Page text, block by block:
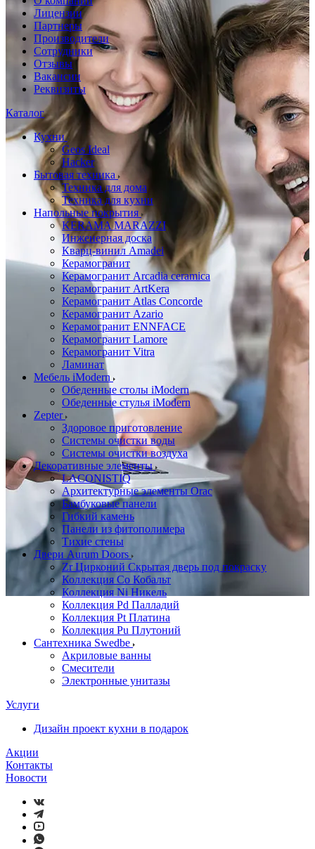
Лицензии
Партнеры
Производители
Сотрудники
Отзывы
Вакансии
Реквизиты
Каталог
Кухни
Geos Ideal
Hacker
Бытовая техника
Техника для дома
Техника для кухни
Напольные покрытия
KERAMA MARAZZI
Инженерная доска
Кварц-винил Amadei
Керамогранит
Керамогранит Arcadia ceramica
Керамогранит ArtKera
Керамогранит Atlas Concorde
Керамогранит Azario
Керамогранит ENNFACE
Керамогранит Lamore
Керамогранит Vitra
Ламинат
Мебель iModern
Обеденные столы iModern
Обеденные стулья iModern
Zepter
Здоровое приготовление
Системы очистки воды
Системы очистки воздуха
Декоративные элементы
LACONISTIQ
Архитектурные элементы Orac
Бамбуковые панели
Гибкий камень
Панели из фитополимера
Тихие стены
Двери Aurum Doors
Zr Цирконий Скрытая дверь под покраску
Коллекция Co Кобальт
Коллекция Ni Никель
Коллекция Pd Палладий
Коллекция Pt Платина
Коллекция Pu Плутоний
Сантехника Swedbe
Акриловые ванны
Смесители
Электронные унитазы
Услуги
Дизайн проект кухни в подарок
Акции
Контакты
Новости